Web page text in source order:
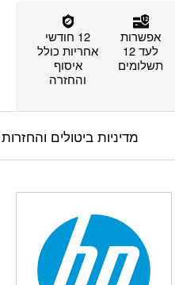
אפשרות
לעד 12
תשלומים
12 חודשי
אחריות כולל
איסוף
והחזרה
מדיניות ביטולים והחזרות